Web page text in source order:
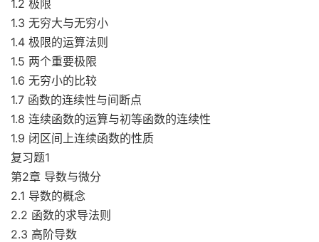
1.2 极限
1.3 无穷大与无穷小
1.4 极限的运算法则
1.5 两个重要极限
1.6 无穷小的比较
1.7 函数的连续性与间断点
1.8 连续函数的运算与初等函数的连续性
1.9 闭区间上连续函数的性质
复习题1
第2章 导数与微分
2.1 导数的概念
2.2 函数的求导法则
2.3 高阶导数